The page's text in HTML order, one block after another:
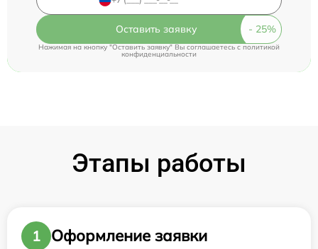
Оставить заявку
Нажимая на кнопку "Оставить заявку" Вы соглашаетесь cполитикой
конфиденциальности
Этапы работы
1
Оформление заявки